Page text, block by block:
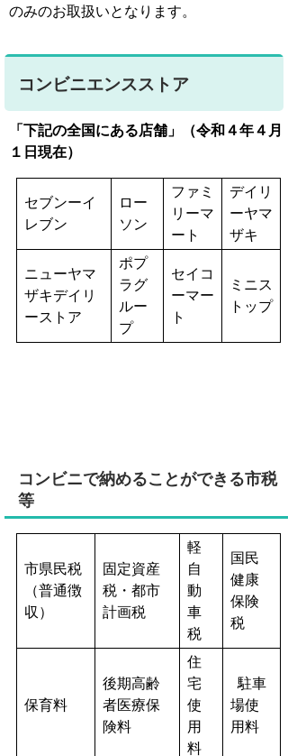
のみのお取扱いとなります。
コンビニエンスストア
「下記の全国にある店舗」（令和４年４月
１日現在）
セブンーイ
レブン
ロー
ソン
ファミ
リーマ
ート
デイリ
ーヤマ
ザキ
ニューヤマ
ザキデイリ
ーストア
ポプ
ラグ
ルー
プ
セイコ
ーマー
ト
ミニス
トップ
コンビニで納めることができる市税
等
市県民税
（普通徴
収）
固定資産
税・都市
計画税
軽
自
動
車
税
国民
健康
保険
税
保育料
後期高齢
者医療保
険料
住
宅
使
用
料
駐車
場使
用料